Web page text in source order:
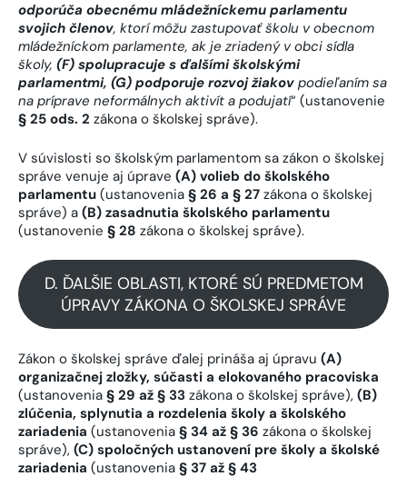
odporúča obecnému mládežníckemu parlamentu
svojich členov, ktorí môžu zastupovať školu v obecnom
mládežníckom parlamente, ak je zriadený v obci sídla
školy, (F) spolupracuje s ďalšími školskými
parlamentmi, (G) podporuje rozvoj žiakov podieľaním sa
na príprave neformálnych aktivít a podujatí“ (ustanovenie
§ 25 ods. 2 zákona o školskej správe).
V súvislosti so školským parlamentom sa zákon o školskej
správe venuje aj úprave (A) volieb do školského
parlamentu (ustanovenia § 26 a § 27 zákona o školskej
správe) a (B) zasadnutia školského parlamentu
(ustanovenie § 28 zákona o školskej správe).
D. ĎALŠIE OBLASTI, KTORÉ SÚ PREDMETOM
ÚPRAVY ZÁKONA O ŠKOLSKEJ SPRÁVE
Zákon o školskej správe ďalej prináša aj úpravu (A)
organizačnej zložky, súčasti a elokovaného pracoviska
(ustanovenia § 29 až § 33 zákona o školskej správe), (B)
zlúčenia, splynutia a rozdelenia školy a školského
zariadenia (ustanovenia § 34 až § 36 zákona o školskej
správe), (C) spoločných ustanovení pre školy a školské
zariadenia (ustanovenia § 37 až § 43